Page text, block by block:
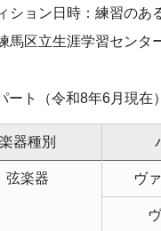
ション日時：練習のあ
馬区立生涯学習センタ
ート （令和8年6月現在）
楽器種別
弦楽器 ヴ